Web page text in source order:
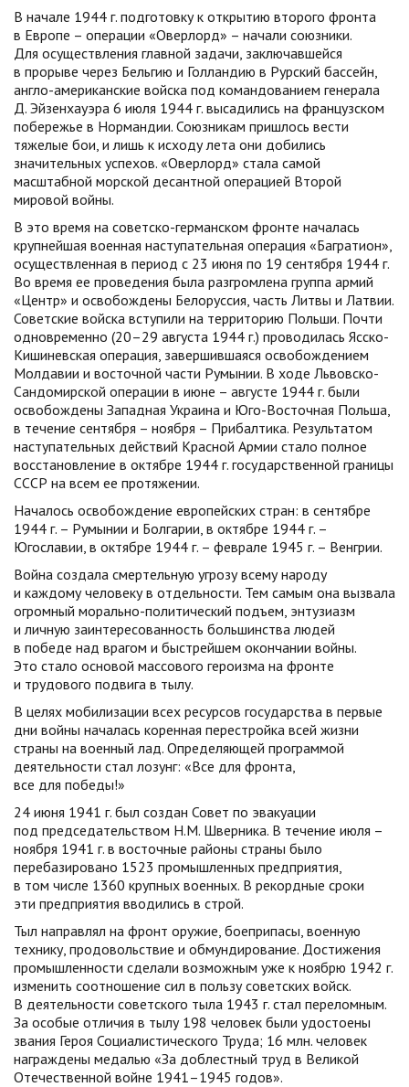
В начале 1944 г. подготовку к открытию второго фронта
в Европе – операции «Оверлорд» – начали союзники.
Для осуществления главной задачи, заключавшейся
в прорыве через Бельгию и Голландию в Рурский бассейн,
англо-американские войска под командованием генерала
Д. Эйзенхауэра 6 июля 1944 г. высадились на французском
побережье в Нормандии. Союзникам пришлось вести
тяжелые бои, и лишь к исходу лета они добились
значительных успехов. «Оверлорд» стала самой
масштабной морской десантной операцией Второй
мировой войны.
В это время на советско-германском фронте началась
крупнейшая военная наступательная операция «Багратион»,
осуществленная в период с 23 июня по 19 сентября 1944 г.
Во время ее проведения была разгромлена группа армий
«Центр» и освобождены Белоруссия, часть Литвы и Латвии.
Советские войска вступили на территорию Польши. Почти
одновременно (20–29 августа 1944 г.) проводилась Ясско-
Кишиневская операция, завершившаяся освобождением
Молдавии и восточной части Румынии. В ходе Львовско-
Сандомирской операции в июне – августе 1944 г. были
освобождены Западная Украина и Юго-Восточная Польша,
в течение сентября – ноября – Прибалтика. Результатом
наступательных действий Красной Армии стало полное
восстановление в октябре 1944 г. государственной границы
СССР на всем ее протяжении.
Началось освобождение европейских стран: в сентябре
1944 г. – Румынии и Болгарии, в октябре 1944 г. –
Югославии, в октябре 1944 г. – феврале 1945 г. – Венгрии.
Война создала смертельную угрозу всему народу
и каждому человеку в отдельности. Тем самым она вызвала
огромный морально-политический подъем, энтузиазм
и личную заинтересованность большинства людей
в победе над врагом и быстрейшем окончании войны.
Это стало основой массового героизма на фронте
и трудового подвига в тылу.
В целях мобилизации всех ресурсов государства в первые
дни войны началась коренная перестройка всей жизни
страны на военный лад. Определяющей программой
деятельности стал лозунг: «Все для фронта,
все для победы!»
24 июня 1941 г. был создан Совет по эвакуации
под председательством Н.М. Шверника. В течение июля –
ноября 1941 г. в восточные районы страны было
перебазировано 1523 промышленных предприятия,
в том числе 1360 крупных военных. В рекордные сроки
эти предприятия вводились в строй.
Тыл направлял на фронт оружие, боеприпасы, военную
технику, продовольствие и обмундирование. Достижения
промышленности сделали возможным уже к ноябрю 1942 г.
изменить соотношение сил в пользу советских войск.
В деятельности советского тыла 1943 г. стал переломным.
За особые отличия в тылу 198 человек были удостоены
звания Героя Социалистического Труда; 16 млн. человек
награждены медалью «За доблестный труд в Великой
Отечественной войне 1941–1945 годов».